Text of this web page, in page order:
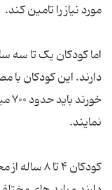
مورد نیاز را تامین کند.
اما کودکان یک تا سه
دارند. این کودکان
نمایند.
کودکان ۴